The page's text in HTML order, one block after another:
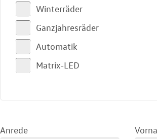
Winterräder
Ganzjahresräder
Automatik
Matrix-LED
Anrede